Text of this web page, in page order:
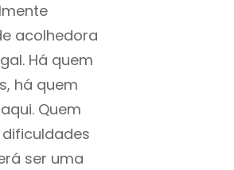
acolhedora
Há quem
há quem
Quem
ser uma